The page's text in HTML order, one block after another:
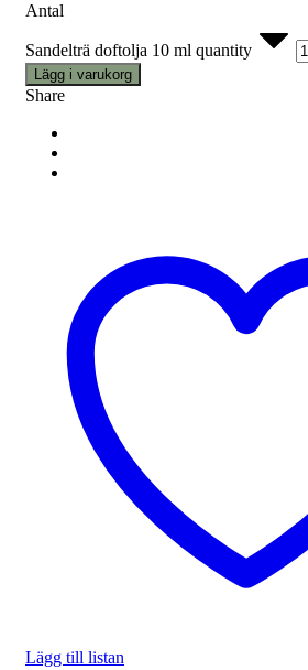
Antal
Sandelträ doftolja 10 ml quantity
Lägg i varukorg
Share
Lägg till listan